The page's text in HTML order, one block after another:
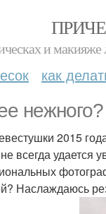
и макияже
как
2015
всегда удается
Наслаждаюсь